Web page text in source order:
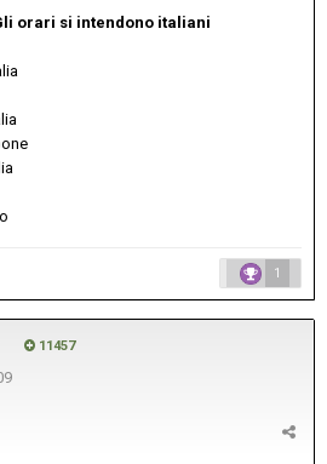
orari si intendono italiani
1
11457